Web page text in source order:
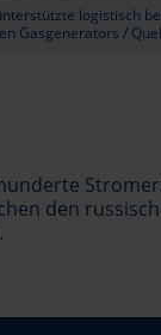
logistisch
Gasgenerators /
den